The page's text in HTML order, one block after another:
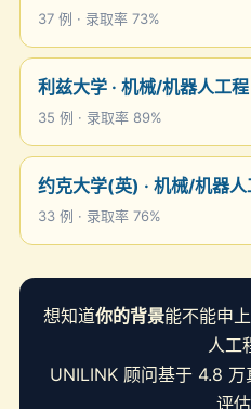
37 例 · 录取率 73%
利兹大学 · 机械/机器人工程
35 例 · 录取率 89%
约克大学(英) · 机械/机器人
33 例 · 录取率 76%
想知道你的背景能不能申
人工
UNILINK 顾问基于 4.8
评估